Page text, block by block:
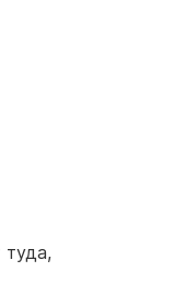
туда,